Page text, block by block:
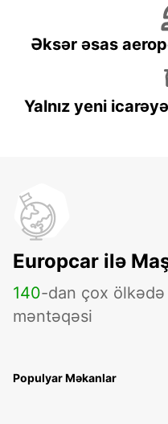
Əksər əsas
Yalnız yeni
Europcar ilə
140-dan çox ölkədə
məntəqəsi
Populyar Məkanlar